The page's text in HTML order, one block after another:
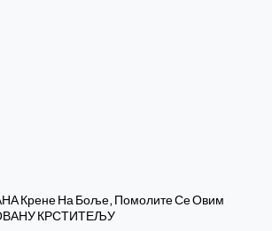
Крене На Боље, Помолите Се Овим
КРСТИТЕЉУ